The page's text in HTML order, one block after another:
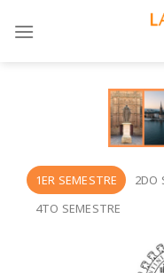
1ER SEMESTRE 2DO
4TO SEMESTRE